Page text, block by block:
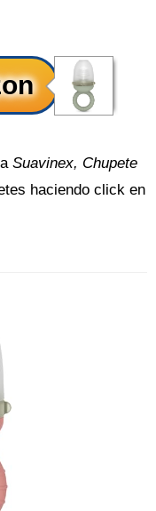
Suavinex, Chupete
haciendo click en